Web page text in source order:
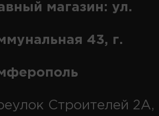
магазин: ул.
43, г.
Строителей 2А,